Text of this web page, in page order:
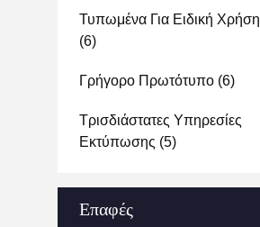
Τυπωμένα Για Ειδική Χρήση
(6)
Γρήγορο Πρωτότυπο (6)
Τρισδιάστατες Υπηρεσίες
Εκτύπωσης (5)
Επαφές